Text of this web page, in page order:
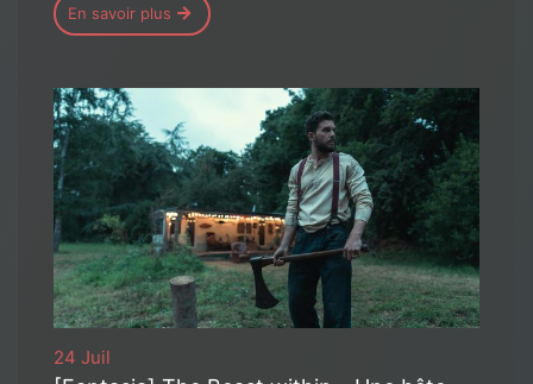
En savoir plus
24 Juil